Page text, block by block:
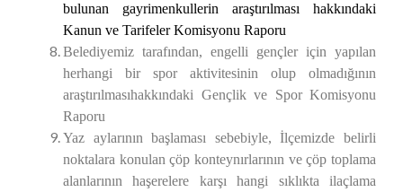
bulunan gayrimenkullerin araştırılması hakkındaki
Kanun ve Tarifeler Komisyonu Raporu
Belediyemiz tarafından, engelli gençler için yapılan
herhangi bir spor aktivitesinin olup olmadığının
araştırılmasıhakkındaki Gençlik ve Spor Komisyonu
Raporu
Yaz aylarının başlaması sebebiyle, İlçemizde belirli
noktalara konulan çöp konteynırlarının ve çöp toplama
alanlarının haşerelere karşı hangi sıklıkta ilaçlama